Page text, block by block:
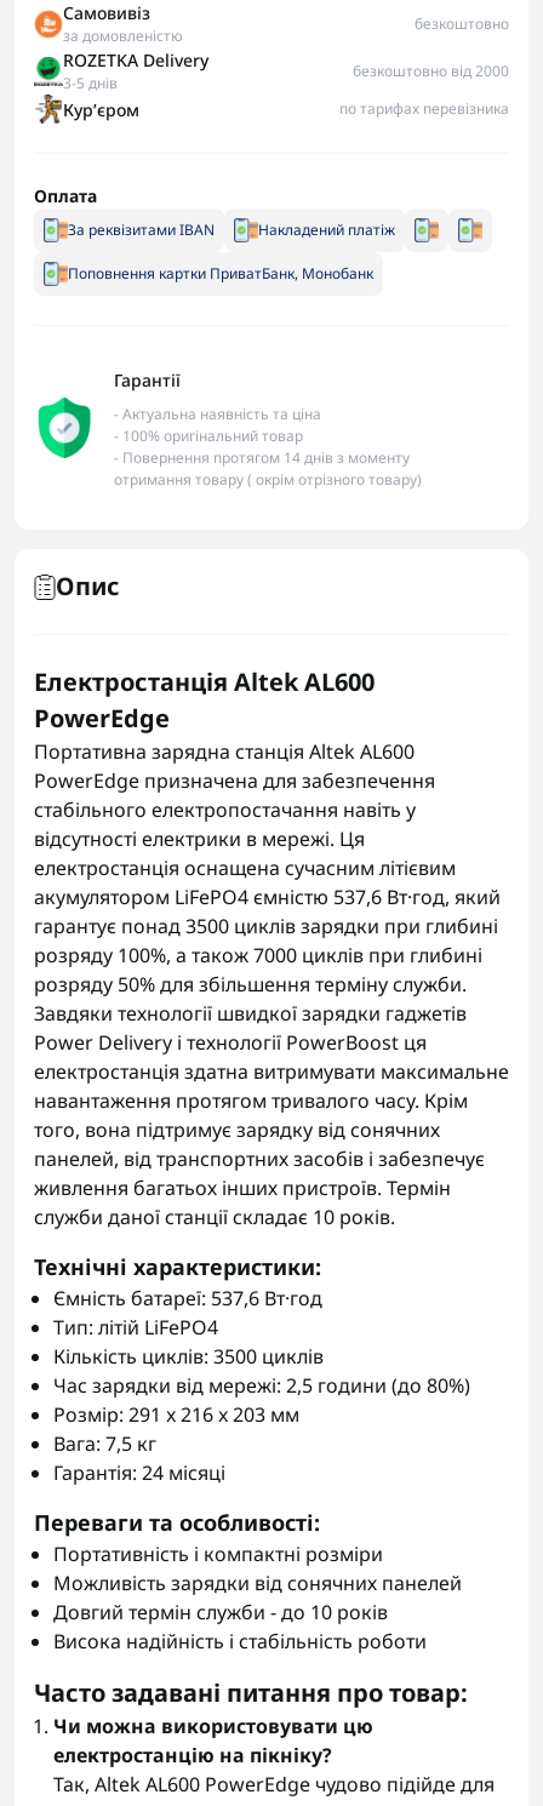
Самовивіз
за домовленістю
безкоштовно
ROZETKA Delivery
3-5 днів
безкоштовно від 2000
Курʼєром по тарифах перевізника
Оплата
За реквізитами IBAN Накладений платіж
Поповнення картки ПриватБанк, Монобанк
Гарантії
- Актуальна наявність та ціна
- 100% оригінальний товар
- Повернення протягом 14 днів з моменту
отримання товару ( окрім отрізного товару)
Опис
Електростанція Altek AL600
PowerEdge
Портативна зарядна станція Altek AL600
PowerEdge призначена для забезпечення
стабільного електропостачання навіть у
відсутності електрики в мережі. Ця
електростанція оснащена сучасним літієвим
акумулятором LiFePO4 ємністю 537,6 Вт·год, який
гарантує понад 3500 циклів зарядки при глибині
розряду 100%, а також 7000 циклів при глибині
розряду 50% для збільшення терміну служби.
Завдяки технології швидкої зарядки гаджетів
Power Delivery і технології PowerBoost ця
електростанція здатна витримувати максимальне
навантаження протягом тривалого часу. Крім
того, вона підтримує зарядку від сонячних
панелей, від транспортних засобів і забезпечує
живлення багатьох інших пристроїв. Термін
служби даної станції складає 10 років.
Технічні характеристики:
Ємність батареї: 537,6 Вт·год
Тип: літій LiFePO4
Кількість циклів: 3500 циклів
Час зарядки від мережі: 2,5 години (до 80%)
Розмір: 291 x 216 x 203 мм
Вага: 7,5 кг
Гарантія: 24 місяці
Переваги та особливості:
Портативність і компактні розміри
Можливість зарядки від сонячних панелей
Довгий термін служби - до 10 років
Висока надійність і стабільність роботи
Часто задавані питання про товар:
Чи можна використовувати цю
електростанцію на пікніку?
Так, Altek AL600 PowerEdge чудово підійде для